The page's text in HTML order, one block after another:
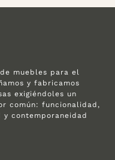
muebles para el
y fabricamos
exigiéndoles un
común: funcionalidad,
contemporaneidad